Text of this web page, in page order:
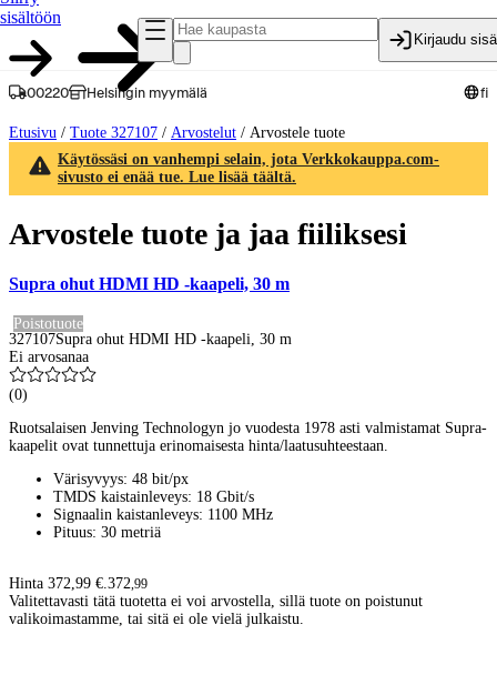
sisältöön
Kirjaudu
00220 Helsingin myymälä fi
Etusivu / Tuote 327107 / Arvostelut / Arvostele tuote
Käytössäsi on vanhempi selain, jota Verkkokauppa.com-
sivusto ei enää tue. Lue lisää täältä.
Arvostele tuote ja jaa fiiliksesi
Supra ohut HDMI HD -kaapeli, 30 m
Poistotuote
327107Supra ohut HDMI HD -kaapeli, 30 m
Ei arvosanaa
(0)
Ruotsalaisen Jenving Technologyn jo vuodesta 1978 asti valmistamat Supra-
kaapelit ovat tunnettuja erinomaisesta hinta/laatusuhteestaan.
Värisyvyys: 48 bit/px
TMDS kaistainleveys: 18 Gbit/s
Signaalin kaistanleveys: 1100 MHz
Pituus: 30 metriä
Hinta 372,99 €. 372,99
Valitettavasti tätä tuotetta ei voi arvostella, sillä tuote on poistunut
valikoimastamme, tai sitä ei ole vielä julkaistu.